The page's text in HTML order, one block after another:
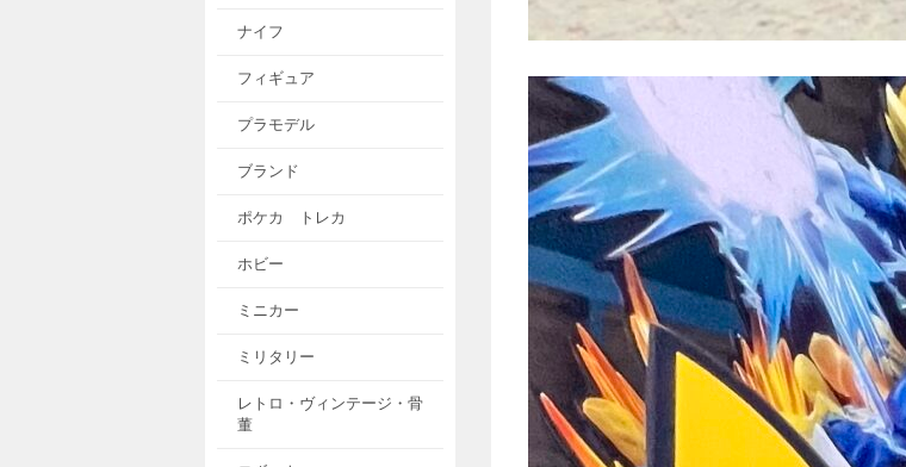
ナイフ
フィギュア
プラモデル
ブランド
ポケカ トレカ
ホビー
ミニカー
ミリタリー
レトロ・ヴィンテージ・骨
董